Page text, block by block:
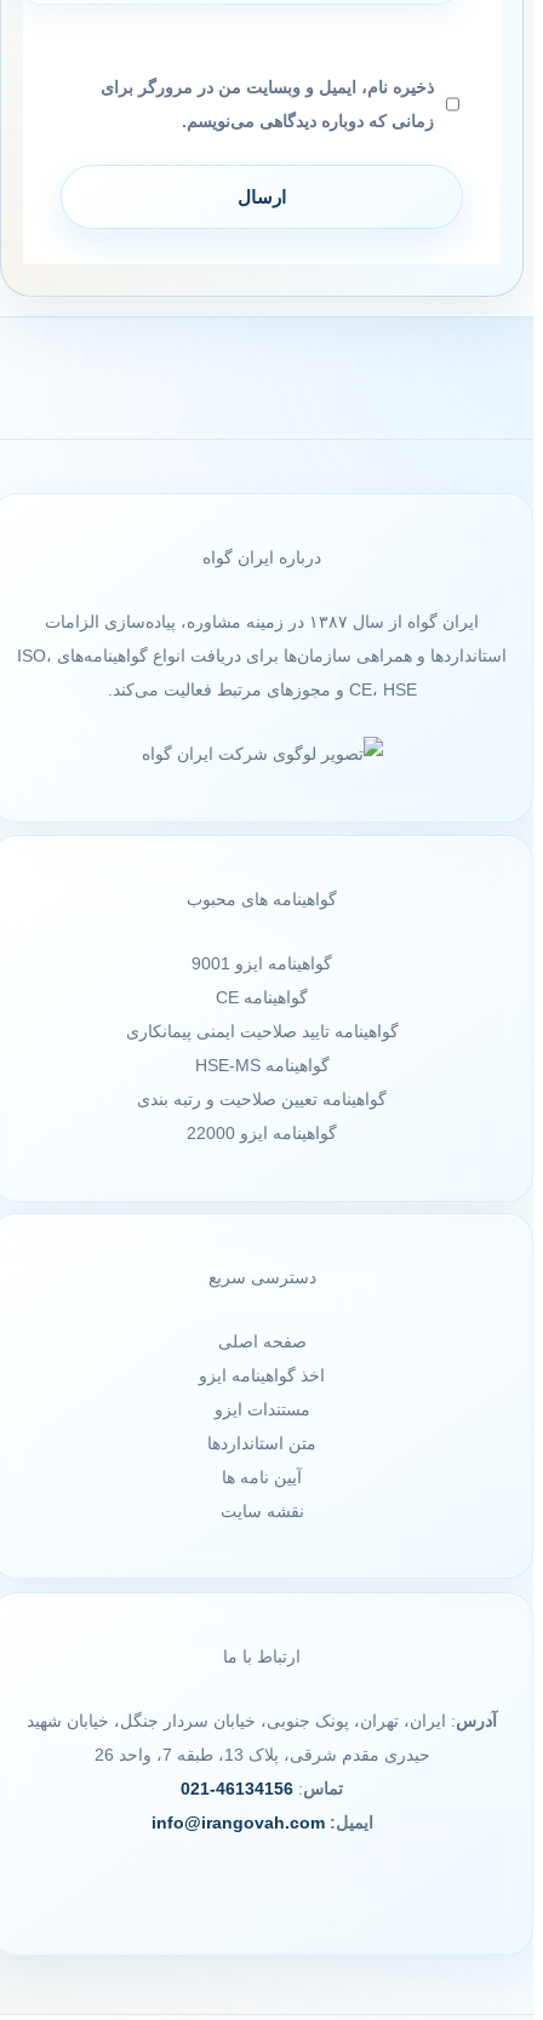
ذخیره نام، ایمیل و وبسایت من در مرورگر برای
زمانی که دوباره دیدگاهی می‌نویسم.
درباره ایران گواه
ایران گواه از سال ۱۳۸۷ در زمینه مشاوره، پیاده‌سازی الزامات
استانداردها و همراهی سازمان‌ها برای دریافت انواع گواهینامه‌های ISO،
CE، HSE و مجوزهای مرتبط فعالیت می‌کند.
گواهینامه های محبوب
گواهینامه ایزو 9001
گواهینامه CE
گواهینامه تایید صلاحیت ایمنی پیمانکاری
گواهینامه HSE-MS
گواهینامه تعیین صلاحیت و رتبه بندی
گواهینامه ایزو 22000
دسترسی سریع
صفحه اصلی
اخذ گواهینامه ایزو
مستندات ایزو
متن استانداردها
آیین نامه ها
نقشه سایت
ارتباط با ما
آدرس: ایران، تهران، پونک جنوبی، خیابان سردار جنگل، خیابان شهید
حیدری مقدم شرقی، پلاک 13، طبقه 7، واحد 26
تماس:
46134156-021
ایمیل: info@irangovah.com